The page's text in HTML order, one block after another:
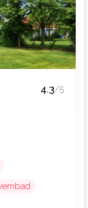
4.3/5